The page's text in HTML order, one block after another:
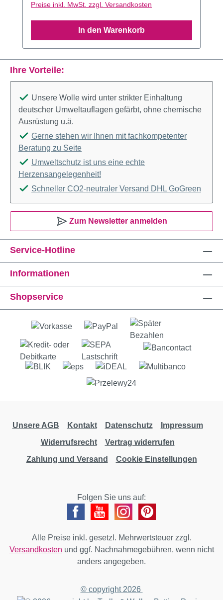
Preise inkl. MwSt. zzgl. Versandkosten
In den Warenkorb
Service-Hotline
Informationen
Shopservice
Ihre Vorteile:
Unsere Wolle wird unter strikter Einhaltung
deutscher Umweltauflagen gefärbt, ohne chemische
Ausrüstung u.ä.
Gerne stehen wir Ihnen mit fachkompetenter
Beratung zu Seite
Umweltschutz ist uns eine echte
Herzensangelegenheit!
Schneller CO2-neutraler Versand DHL GoGreen
Zum Newsletter anmelden
Unsere AGB Kontakt Datenschutz
Impressum
Widerrufsrecht
Vertrag widerrufen
Zahlung und Versand
Cookie Einstellungen
Folgen Sie uns auf:
Alle Preise inkl. gesetzl. Mehrwertsteuer zzgl.
Versandkosten und ggf. Nachnahmegebühren, wenn nicht
anders angegeben.
© copyright 2026